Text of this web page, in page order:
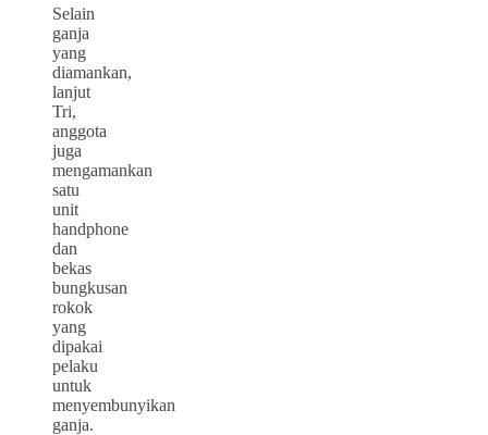
Selain
ganja
yang
diamankan,
lanjut
Tri,
anggota
juga
mengamankan
satu
unit
handphone
dan
bekas
bungkusan
rokok
yang
dipakai
pelaku
untuk
menyembunyikan
ganja.